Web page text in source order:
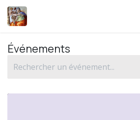
Se rendre au contenu
Événements